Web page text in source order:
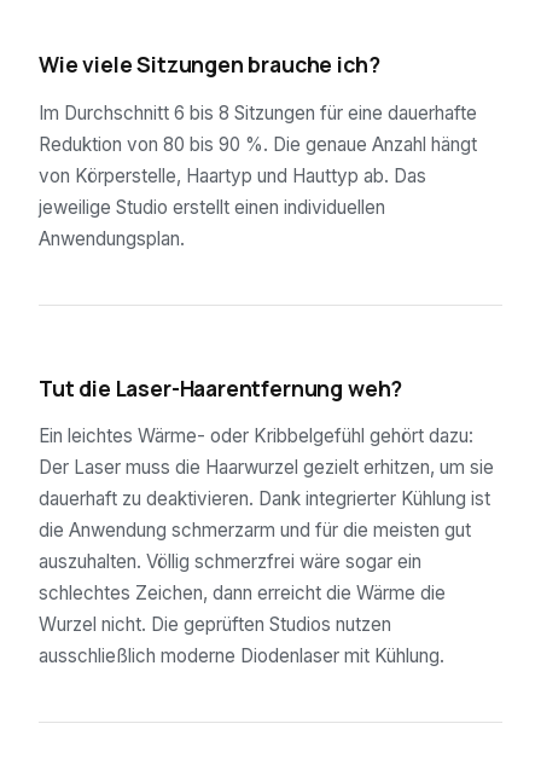
Wie viele Sitzungen brauche ich?
Im Durchschnitt 6 bis 8 Sitzungen für eine dauerhafte
Reduktion von 80 bis 90 %. Die genaue Anzahl hängt
von Körperstelle, Haartyp und Hauttyp ab. Das
jeweilige Studio erstellt einen individuellen
Anwendungsplan.
Tut die Laser-Haarentfernung weh?
Ein leichtes Wärme- oder Kribbelgefühl gehört dazu:
Der Laser muss die Haarwurzel gezielt erhitzen, um sie
dauerhaft zu deaktivieren. Dank integrierter Kühlung ist
die Anwendung schmerzarm und für die meisten gut
auszuhalten. Völlig schmerzfrei wäre sogar ein
schlechtes Zeichen, dann erreicht die Wärme die
Wurzel nicht. Die geprüften Studios nutzen
ausschließlich moderne Diodenlaser mit Kühlung.